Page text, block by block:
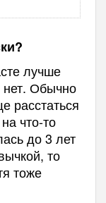
лучше
нет. Обычно
расстаться
что-то
до 3 лет
то
тоже